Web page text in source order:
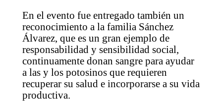
En el evento fue entregado también un
reconocimiento a la familia Sánchez
Álvarez, que es un gran ejemplo de
responsabilidad y sensibilidad social,
continuamente donan sangre para ayudar
a las y los potosinos que requieren
recuperar su salud e incorporarse a su vida
productiva.